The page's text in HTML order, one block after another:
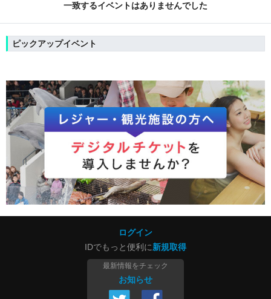
一致するイベントはありませんでした
ピックアップイベント
ログイン
IDでもっと便利に新規取得
最新情報をチェック
お知らせ